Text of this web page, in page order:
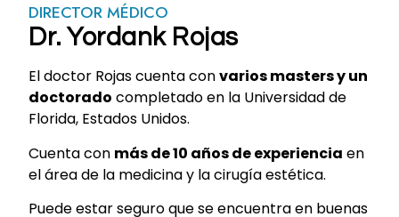
DIRECTOR MÉDICO
Dr. Yordank Rojas
El doctor Rojas cuenta convarios masters y un
doctorado completado en la Universidad de
Florida, Estados Unidos.
Cuenta con más de 10 años de experiencia en
el área de la medicina y la cirugía estética.
Puede estar seguro que se encuentra en buenas